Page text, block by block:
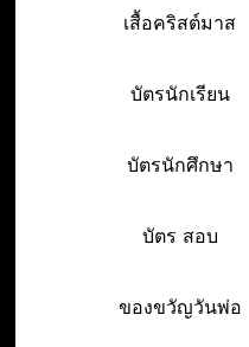
เสื้อคริสต์มาส
บัตรนักเรียน
บัตรนักศึกษา
บัตร สอบ
ของขวัญวันพ่อ